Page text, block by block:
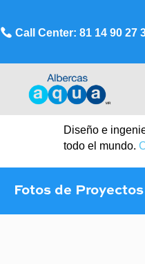
Call Center: 81 14 90 27
Diseño e
todo el mundo.
Fotos de